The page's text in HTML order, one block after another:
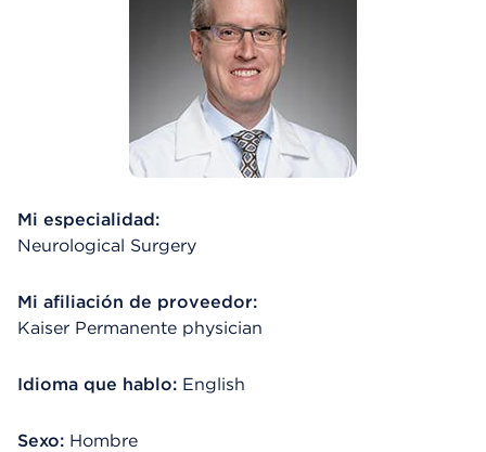
Mi especialidad:
Neurological Surgery
Mi afiliación de proveedor:
Kaiser Permanente physician
Idioma que hablo: English
Sexo: Hombre